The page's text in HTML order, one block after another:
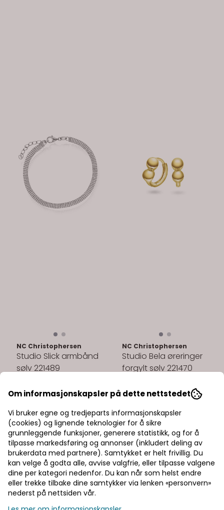
NC Christophersen
Studio Slick armbånd
sølv 221489
Kjøp
NC Christophersen
Studio Bela øreringer
forgylt sølv 221470
Kjøp
Om informasjonskapsler på dette nettstedet
Vi bruker egne og tredjeparts informasjonskapsler
(cookies) og lignende teknologier for å sikre
grunnleggende funksjoner, generere statistikk, og for å
tilpasse markedsføring og annonser (inkludert deling av
brukerdata med partnere). Samtykket er helt frivillig. Du
kan velge å godta alle, avvise valgfrie, eller tilpasse valgene
dine per kategori nedenfor. Du kan når som helst endre
eller trekke tilbake dine samtykker via lenken «personvern»
nederst på nettsiden vår.